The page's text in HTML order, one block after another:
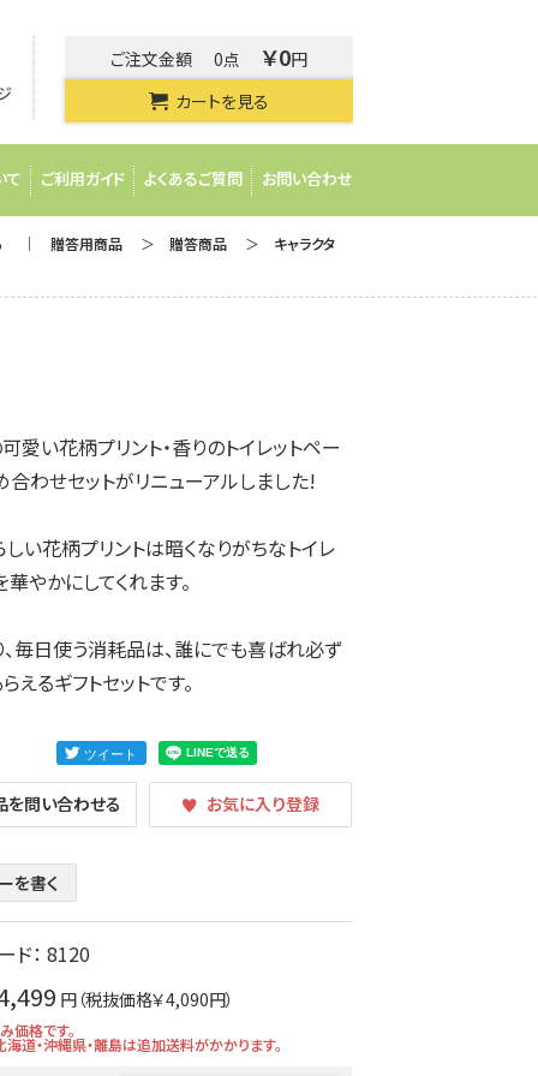
ご注文金額 0点 ￥0円
カートを見る
て ご利用ガイド よくあるご質問 お問い合わせ
贈答用商品 贈答商品
キャラクタ
愛い花柄プリント・香りのトイレットペー
合わせセットがリニューアルしました!
い花柄プリントは暗くなりがちなトイレ
やかにしてくれます。
、毎日使う消耗品は、誰にでも喜ばれ必ず
えるギフトセットです。
を問い合わせる お気に入り登録
を書く
ド： 8120
円（税抜価格￥4,090円）
価格です。
海道・沖縄県・離島は追加送料がかかります。